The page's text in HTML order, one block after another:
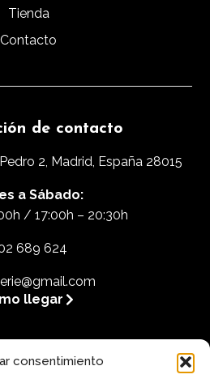
consentimiento
Tienda
Contacto
de contacto
2, Madrid, España 28015
a Sábado:
/ 17:00h – 20:30h
689 624
llegar